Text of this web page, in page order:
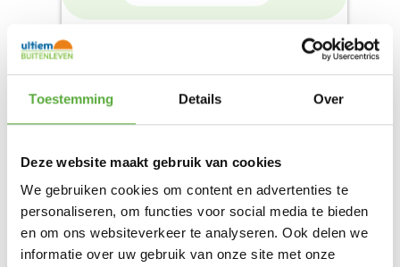
Toestemming Details Over
Deze website maakt gebruik van cookies
We gebruiken cookies om content en advertenties te
personaliseren, om functies voor social media te bieden
en om ons websiteverkeer te analyseren. Ook delen we
informatie over uw gebruik van onze site met onze